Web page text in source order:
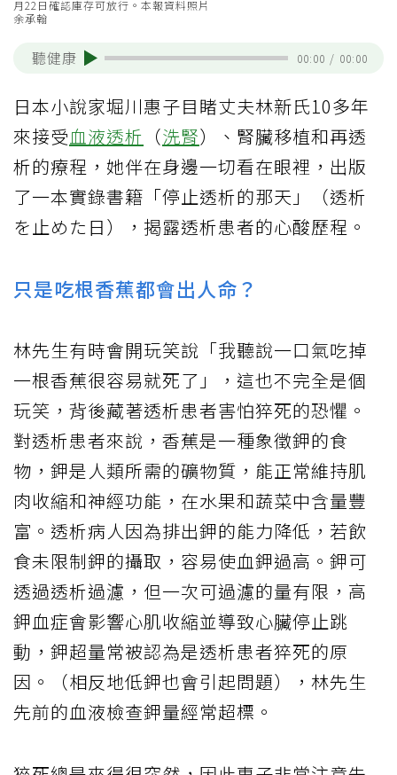
月22日確認庫存可放行。本報資料照片
余承翰
聽健康 00:00 / 00:00
日本小說家堀川惠子目睹丈夫林新氏10多年
來接受血液透析 （洗腎）、腎臟移植和再透
析的療程，她伴在身邊一切看在眼裡，出版
了一本實錄書籍「停止透析的那天」（透析
を止めた日），揭露透析患者的心酸歷程。
只是吃根香蕉都會出人命？
林先生有時會開玩笑說「我聽說一口氣吃掉
一根香蕉很容易就死了」，這也不完全是個
玩笑，背後藏著透析患者害怕猝死的恐懼。
對透析患者來說，香蕉是一種象徵鉀的食
物，鉀是人類所需的礦物質，能正常維持肌
肉收縮和神經功能，在水果和蔬菜中含量豐
富。透析病人因為排出鉀的能力降低，若飲
食未限制鉀的攝取，容易使血鉀過高。鉀可
透過透析過濾，但一次可過濾的量有限，高
鉀血症會影響心肌收縮並導致心臟停止跳
動，鉀超量常被認為是透析患者猝死的原
因。（相反地低鉀也會引起問題），林先生
先前的血液檢查鉀量經常超標。